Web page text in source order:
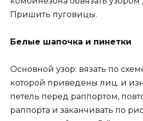
Пришить пуговицы.
Белые шапочка и пинетки
Основной узор: вязать по
которой приведены лиц. и
петель перед раппортом,
раппорта и заканчивать по